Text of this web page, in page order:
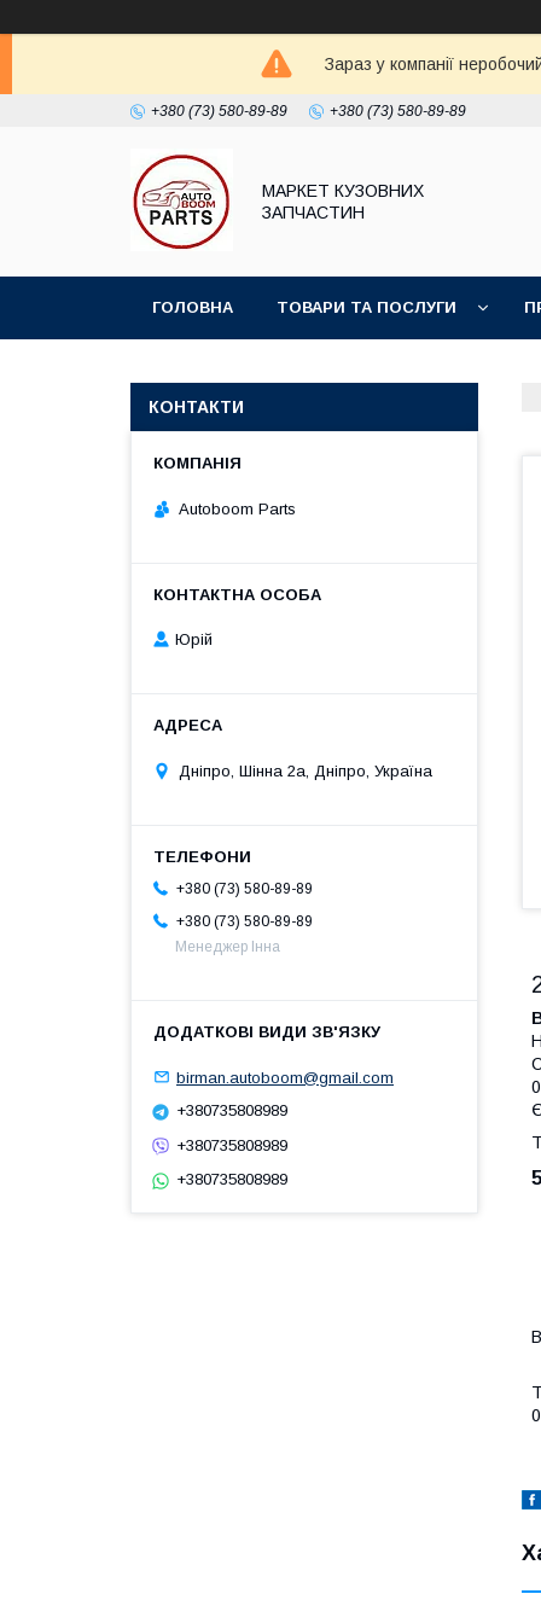
Зараз у компанії
+380 (73) 580-89-89 +380 (73) 580-89-89
МАРКЕТ КУЗОВНИХ
ЗАПЧАСТИН
ГОЛОВНА ТОВАРИ ТА ПОСЛУГИ
КОНТАКТИ
Autoboom Parts
Юрій
Дніпро, Шінна 2а, Дніпро, Україна
+380 (73) 580-89-89
+380 (73) 580-89-89
Менеджер Інна
birman.autoboom@gmail.com
+380735808989
+380735808989
+380735808989